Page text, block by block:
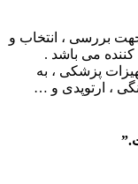
بررسی ، انتخاب و
می باشد .
پزشکی ، به
، ارتوپدی و …